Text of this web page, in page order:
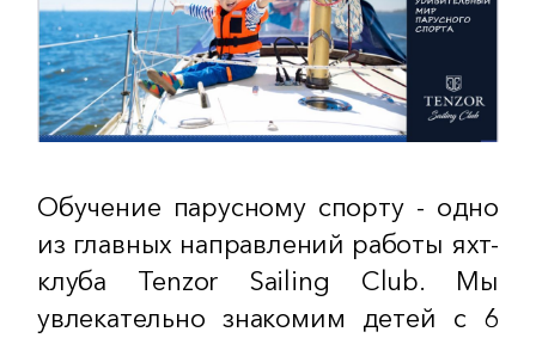
Обучение парусному спорту - одно
из главных направлений работы яхт-
клуба Tenzor Sailing Club. Мы
увлекательно знакомим детей с 6